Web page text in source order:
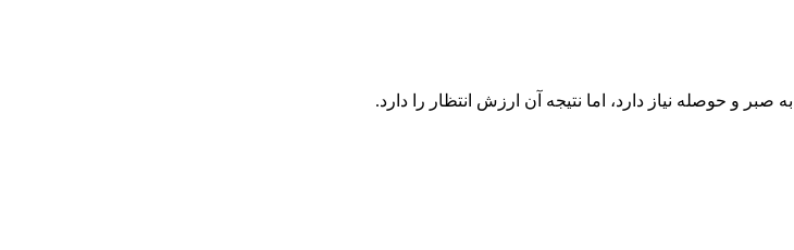
صبر و حوصله نیاز دارد، اما نتیجه آن ارزش انتظار را دارد.